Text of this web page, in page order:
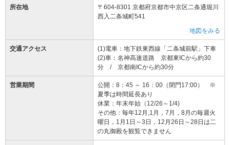
所在地
〒604-8301 京都府京都市中京区二条通堀川
西入二条城町541
地図をみる
交通アクセス
(1)電車：地下鉄東西線「二条城前駅」下車
(2)車：名神高速道路 京都東ICから約30
分 / 京都南ICから約30分
営業期間
公開：8：45 ～ 16：00（閉門17:00） ※
夏季は時間延長あり
休業：年末年始（12/26～1/4)
その他：毎年12月,1月，7月，8月の毎週火
曜日，1月1日～3日，12月26日～28日は二
の丸御殿を観覧できません